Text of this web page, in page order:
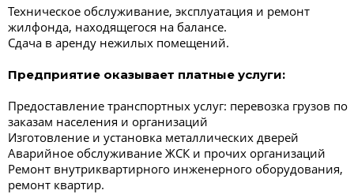
Техническое обслуживание, эксплуатация и ремонт
жилфонда, находящегося на балансе.
Сдача в аренду нежилых помещений.
Предприятие оказывает платные услуги:
Предоставление транспортных услуг: перевозка грузов по
заказам населения и организаций
Изготовление и установка металлических дверей
Аварийное обслуживание ЖСК и прочих организаций
Ремонт внутриквартирного инженерного оборудования,
ремонт квартир.